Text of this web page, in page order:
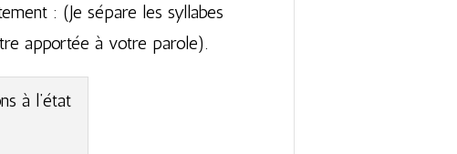
: (Je sépare les syllabes
apportée à votre parole).